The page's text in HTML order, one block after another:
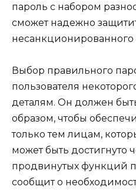
пароль с набором
сможет надежно
несанкционированного
Выбор правильного
пользователя
деталям. Он должен
образом, чтобы
только тем лицам,
может быть достигнуто
продвинутых функций
сообщит о